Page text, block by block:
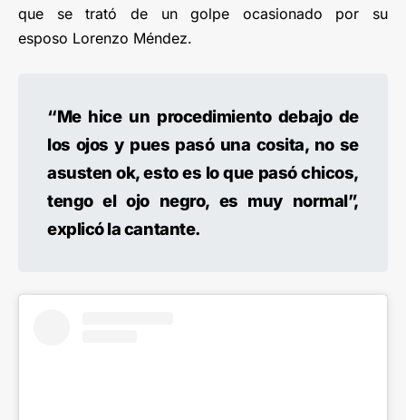
que se trató de un golpe ocasionado por su
esposo Lorenzo Méndez.
“Me hice un procedimiento debajo de
los ojos y pues pasó una cosita, no se
asusten ok, esto es lo que pasó chicos,
tengo el ojo negro, es muy normal”,
explicó la cantante.